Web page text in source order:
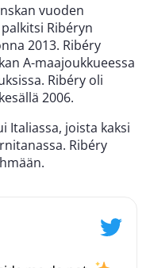
vuoden
Ribéryn
2013. Ribéry
A-maajoukkueessa
Ribéry oli
2006.
Italiassa, joista kaksi
Ribéry